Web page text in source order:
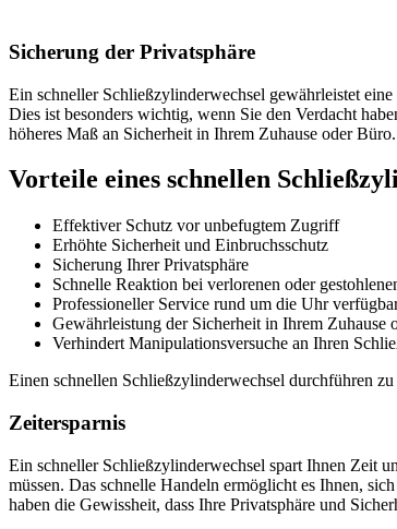
Sicherung der Privatsphäre
Ein schneller Schließzylinderwechsel gewährleistet
Dies ist besonders wichtig, wenn Sie den Verdacht
höheres Maß an Sicherheit in Ihrem Zuhause oder Büro.​
Vorteile eines schnellen
Effektiver Schutz vor unbefugtem Zugriff
Erhöhte Sicherheit und Einbruchsschutz
Sicherung Ihrer Privatsphäre
Schnelle Reaktion bei verlorenen oder
Professioneller Service rund um die Uhr
Gewährleistung der Sicherheit in Ihrem Zuhause
Verhindert Manipulationsversuche an Ihren
Einen schnellen Schließzylinderwechsel durchführen
Zeitersparnis
Ein schneller Schließzylinderwechsel spart Ihnen Zeit
müssen. Das schnelle Handeln ermöglicht es Ihnen,
haben die Gewissheit, dass Ihre Privatsphäre und